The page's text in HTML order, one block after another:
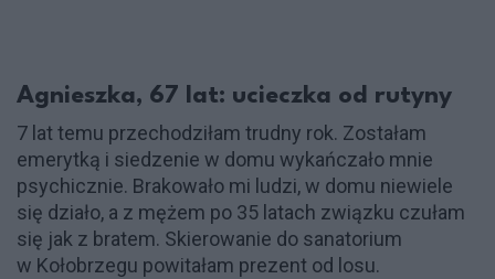
Agnieszka, 67 lat: ucieczka od rutyny
7 lat temu przechodziłam trudny rok. Zostałam
emerytką i siedzenie w domu wykańczało mnie
psychicznie. Brakowało mi ludzi, w domu niewiele
się działo, a z mężem po 35 latach związku czułam
się jak z bratem. Skierowanie do sanatorium
w Kołobrzegu powitałam prezent od losu.